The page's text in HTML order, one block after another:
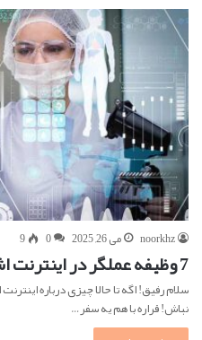
noorkhz
می 26, 2025 0
9
7 وظیفه عملگر در اینترنت اشیا پزشکی و 12 کاربرد مهم
نباش! قراره با هم یه سفر…